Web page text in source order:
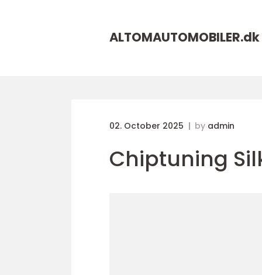
ALTOMAUTOMOBILER.dk
02. October 2025 by admin
Chiptuning